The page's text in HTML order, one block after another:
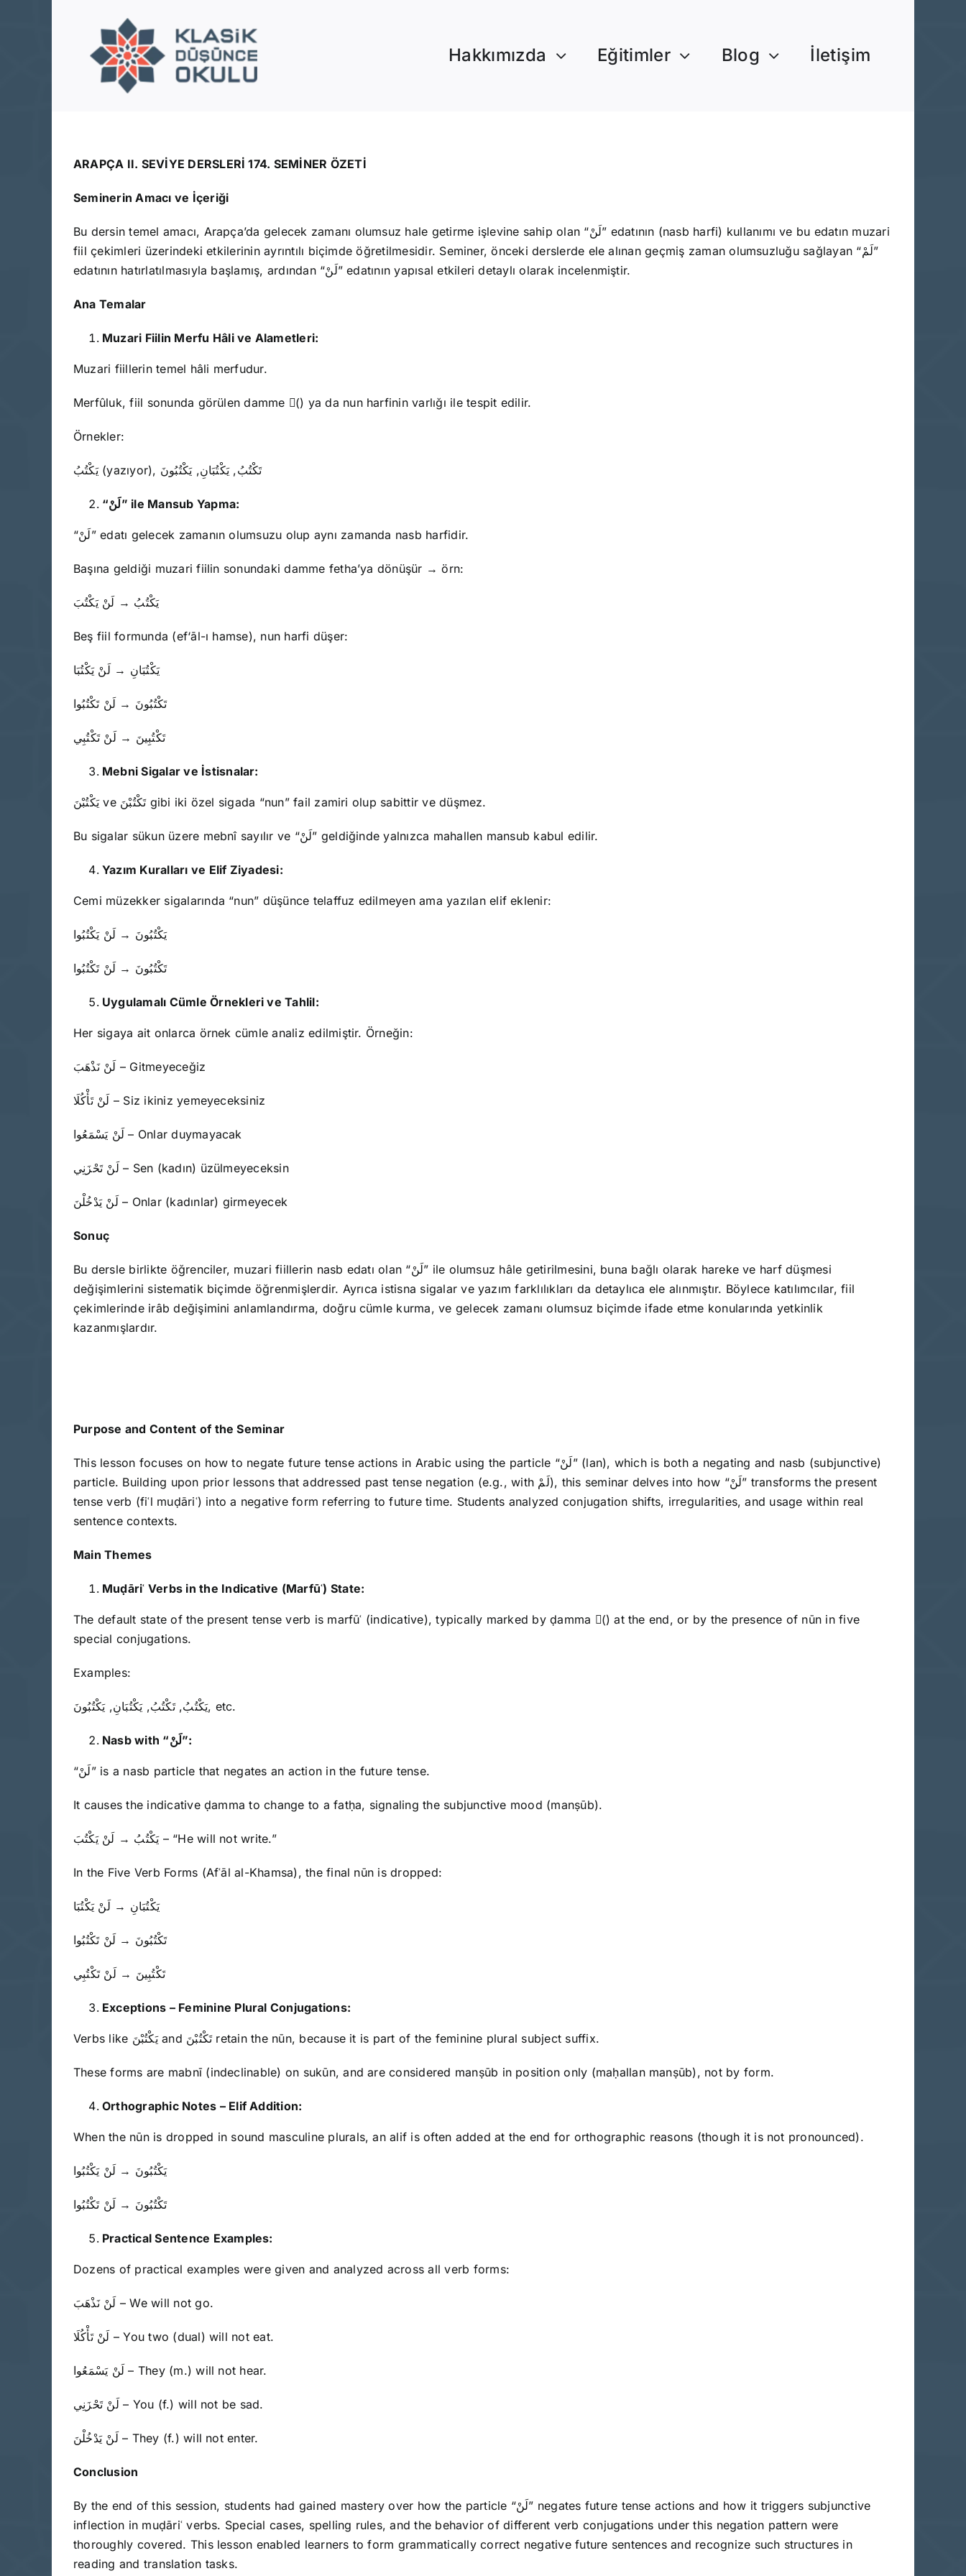
Hakkımızda Eğitimler Blog İletişim
ARAPÇA II. SEVİYE DERSLERİ 174. SEMİNER ÖZETİ
Seminerin Amacı ve İçeriği
Bu dersin temel amacı, Arapça’da gelecek zamanı olumsuz hale getirme işlevine sahip olan “لَنْ” edatının (nasb harfi) kullanımı ve bu edatın muzari
fiil çekimleri üzerindeki etkilerinin ayrıntılı biçimde öğretilmesidir. Seminer, önceki derslerde ele alınan geçmiş zaman olumsuzluğu sağlayan “لَمْ”
edatının hatırlatılmasıyla başlamış, ardından “لَنْ” edatının yapısal etkileri detaylı olarak incelenmiştir.
Ana Temalar
Muzari Fiilin Merfu Hâli ve Alametleri:
Muzari fiillerin temel hâli merfudur.
Merfûluk, fiil sonunda görülen damme (ُ) ya da nun harfinin varlığı ile tespit edilir.
Örnekler:
يَكْتُبُ (yazıyor), تَكْتُبُ, يَكْتُبَانِ, يَكْتُبُونَ
“لَنْ” ile Mansub Yapma:
“لَنْ” edatı gelecek zamanın olumsuzu olup aynı zamanda nasb harfidir.
Başına geldiği muzari fiilin sonundaki damme fetha’ya dönüşür → örn:
يَكْتُبُ → لَنْ يَكْتُبَ
Beş fiil formunda (ef‘āl-ı hamse), nun harfi düşer:
يَكْتُبَانِ → لَنْ يَكْتُبَا
تَكْتُبُونَ → لَنْ تَكْتُبُوا
تَكْتُبِينَ → لَنْ تَكْتُبِي
Mebni Sigalar ve İstisnalar:
يَكْتُبْنَ ve تَكْتُبْنَ gibi iki özel sigada “nun” fail zamiri olup sabittir ve düşmez.
Bu sigalar sükun üzere mebnî sayılır ve “لَنْ” geldiğinde yalnızca mahallen mansub kabul edilir.
Yazım Kuralları ve Elif Ziyadesi:
Cemi müzekker sigalarında “nun” düşünce telaffuz edilmeyen ama yazılan elif eklenir:
يَكْتُبُونَ → لَنْ يَكْتُبُوا
تَكْتُبُونَ → لَنْ تَكْتُبُوا
Uygulamalı Cümle Örnekleri ve Tahlil:
Her sigaya ait onlarca örnek cümle analiz edilmiştir. Örneğin:
لَنْ نَذْهَبَ – Gitmeyeceğiz
لَنْ تَأْكُلَا – Siz ikiniz yemeyeceksiniz
لَنْ يَسْمَعُوا – Onlar duymayacak
لَنْ تَحْزَنِي – Sen (kadın) üzülmeyeceksin
لَنْ يَدْخُلْنَ – Onlar (kadınlar) girmeyecek
Sonuç
Bu dersle birlikte öğrenciler, muzari fiillerin nasb edatı olan “لَنْ” ile olumsuz hâle getirilmesini, buna bağlı olarak hareke ve harf düşmesi
değişimlerini sistematik biçimde öğrenmişlerdir. Ayrıca istisna sigalar ve yazım farklılıkları da detaylıca ele alınmıştır. Böylece katılımcılar, fiil
çekimlerinde irâb değişimini anlamlandırma, doğru cümle kurma, ve gelecek zamanı olumsuz biçimde ifade etme konularında yetkinlik
kazanmışlardır.
Purpose and Content of the Seminar
This lesson focuses on how to negate future tense actions in Arabic using the particle “لَنْ” (lan), which is both a negating and nasb (subjunctive)
particle. Building upon prior lessons that addressed past tense negation (e.g., with لَمْ), this seminar delves into how “لَنْ” transforms the present
tense verb (fiʿl muḍāriʿ) into a negative form referring to future time. Students analyzed conjugation shifts, irregularities, and usage within real
sentence contexts.
Main Themes
Muḍāriʿ Verbs in the Indicative (Marfūʿ) State:
The default state of the present tense verb is marfūʿ (indicative), typically marked by ḍamma (ُ) at the end, or by the presence of nūn in five
special conjugations.
Examples:
يَكْتُبُ, تَكْتُبُ, يَكْتُبَانِ, يَكْتُبُونَ, etc.
Nasb with “لَنْ”:
“لَنْ” is a nasb particle that negates an action in the future tense.
It causes the indicative ḍamma to change to a fatḥa, signaling the subjunctive mood (manṣūb).
يَكْتُبُ → لَنْ يَكْتُبَ – “He will not write.”
In the Five Verb Forms (Afʿāl al-Khamsa), the final nūn is dropped:
يَكْتُبَانِ → لَنْ يَكْتُبَا
تَكْتُبُونَ → لَنْ تَكْتُبُوا
تَكْتُبِينَ → لَنْ تَكْتُبِي
Exceptions – Feminine Plural Conjugations:
Verbs like يَكْتُبْنَ and تَكْتُبْنَ retain the nūn, because it is part of the feminine plural subject suffix.
These forms are mabnī (indeclinable) on sukūn, and are considered manṣūb in position only (maḥallan manṣūb), not by form.
Orthographic Notes – Elif Addition:
When the nūn is dropped in sound masculine plurals, an alif is often added at the end for orthographic reasons (though it is not pronounced).
يَكْتُبُونَ → لَنْ يَكْتُبُوا
تَكْتُبُونَ → لَنْ تَكْتُبُوا
Practical Sentence Examples:
Dozens of practical examples were given and analyzed across all verb forms:
لَنْ نَذْهَبَ – We will not go.
لَنْ تَأْكُلَا – You two (dual) will not eat.
لَنْ يَسْمَعُوا – They (m.) will not hear.
لَنْ تَحْزَنِي – You (f.) will not be sad.
لَنْ يَدْخُلْنَ – They (f.) will not enter.
Conclusion
By the end of this session, students had gained mastery over how the particle “لَنْ” negates future tense actions and how it triggers subjunctive
inflection in muḍāriʿ verbs. Special cases, spelling rules, and the behavior of different verb conjugations under this negation pattern were
thoroughly covered. This lesson enabled learners to form grammatically correct negative future sentences and recognize such structures in
reading and translation tasks.